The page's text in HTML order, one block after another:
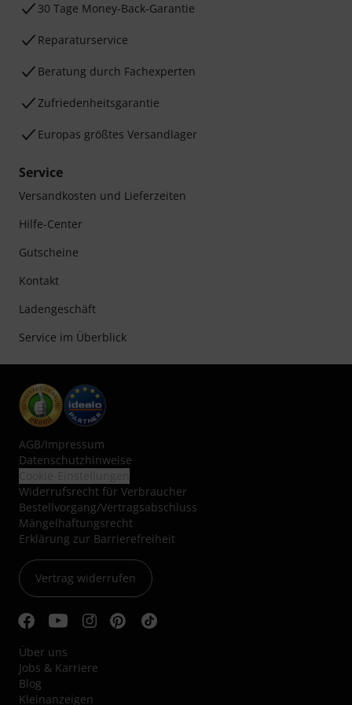
30 Tage Money-Back-Garantie
Reparaturservice
Beratung durch Fachexperten
Zufriedenheitsgarantie
Europas größtes Versandlager
Service
Versandkosten und Lieferzeiten
Hilfe-Center
Gutscheine
Kontakt
Ladengeschäft
Service im Überblick
AGB/Impressum
Datenschutzhinweise
Widerrufsrecht für Verbraucher
Bestellvorgang/Vertragsabschluss
Mängelhaftungsrecht
Erklärung zur Barrierefreiheit
Vertrag widerrufen
Über uns
Jobs & Karriere
Blog
Kleinanzeigen